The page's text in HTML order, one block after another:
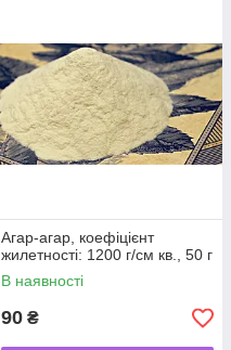
Агар-агар, коефіцієнт
жилетності: 1200 г/см кв., 50 г
В наявності
90 ₴